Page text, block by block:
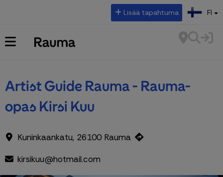
Lisää tapahtuma FI
Artist Guide Rauma - Rauma-
opas Kirsi Kuu
Kuninkaankatu, 26100 Rauma
kirsikuu@hotmail.com